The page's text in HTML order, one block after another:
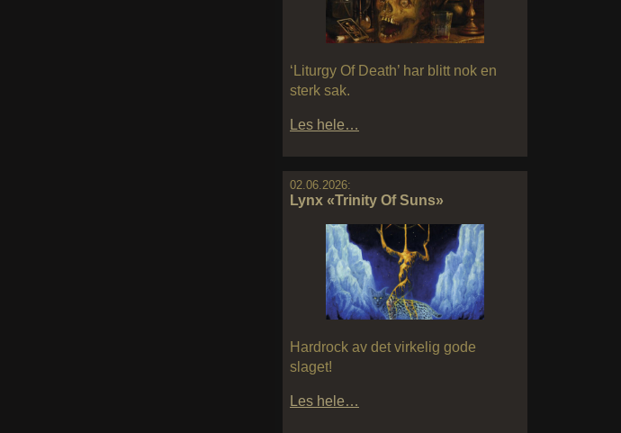
‘Liturgy Of Death’ har blitt nok en
sterk sak.
Les hele…
02.06.2026:
Lynx «Trinity Of Suns»
Hardrock av det virkelig gode
slaget!
Les hele…